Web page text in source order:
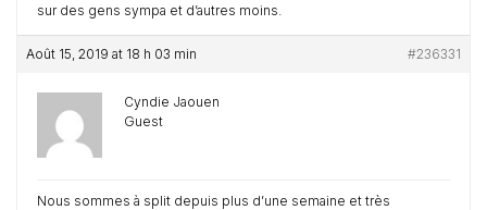
sur des gens sympa et d’autres moins.
Août 15, 2019 at 18 h 03 min #236331
Cyndie Jaouen
Guest
Nous sommes à split depuis plus d’une semaine et très